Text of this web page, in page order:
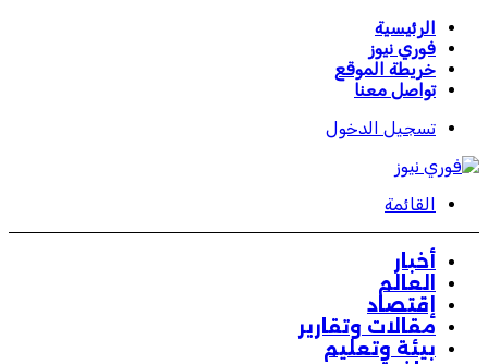
الرئيسية
فوري نيوز
خريطة الموقع
تواصل معنا
تسجيل الدخول
القائمة
أخبار
العالم
إقتصاد
مقالات وتقارير
بيئة وتعليم